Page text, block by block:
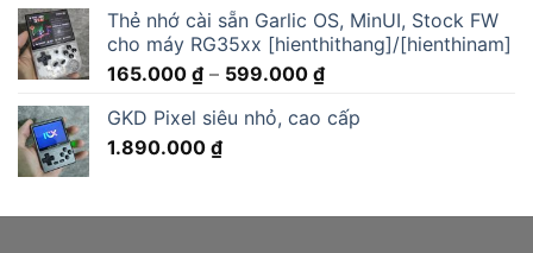
5 sao
Thẻ nhớ cài sẵn Garlic OS, MinUI, Stock FW
cho máy RG35xx [hienthithang]/[hienthinam]
165.000 ₫ – 599.000 ₫Khoảng
từ
GKD Pixel siêu nhỏ, cao cấp
1.890.000 ₫